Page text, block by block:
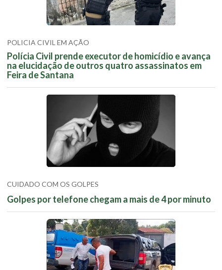
POLICIA CIVIL EM AÇÃO
Polícia Civil prende executor de homicídio e avança
na elucidação de outros quatro assassinatos em
Feira de Santana
CUIDADO COM OS GOLPES
Golpes por telefone chegam a mais de 4 por minuto